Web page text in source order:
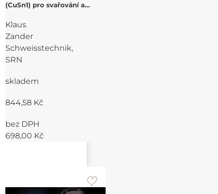
(CuSn1) pro svařování a
Klaus
Zander
Schweisstechnik,
SRN
skladem
844,58 Kč
bez DPH
698,00 Kč